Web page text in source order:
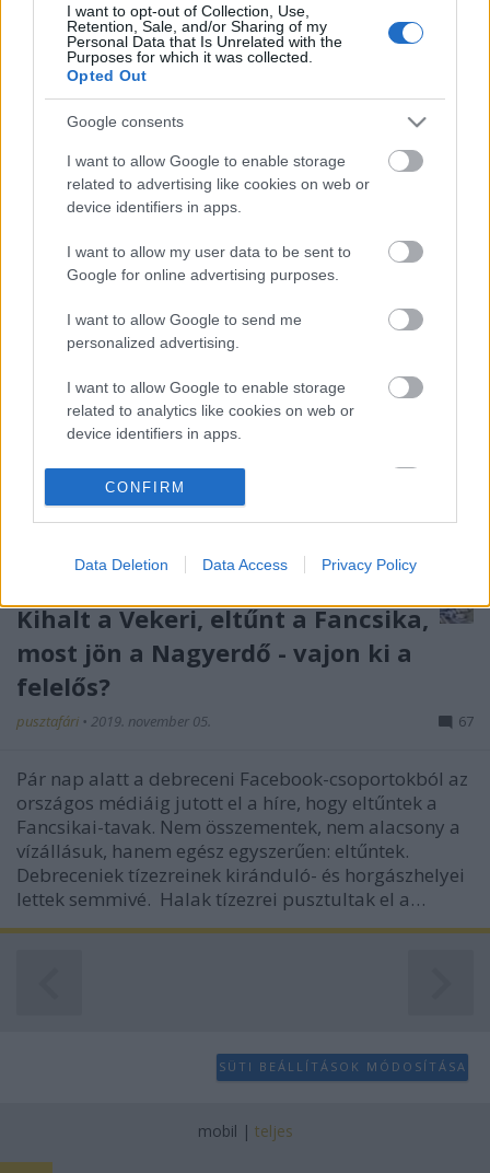
I want to opt-out of Collection, Use,
Retention, Sale, and/or Sharing of my
Personal Data that Is Unrelated with the
Purposes for which it was collected.
Opted Out
Google consents
I want to allow Google to enable storage
related to advertising like cookies on web or
device identifiers in apps.
I want to allow my user data to be sent to
Google for online advertising purposes.
I want to allow Google to send me
personalized advertising.
I want to allow Google to enable storage
related to analytics like cookies on web or
device identifiers in apps.
I want to allow Google to enable storage
related to functionality of the website or app.
related to personalization.
I want to allow Google to enable storage
related to security, including authentication
functionality and fraud prevention, and other
user protection.
CONFIRM
Data Deletion Data Access Privacy Policy
pusztafári•2019. november 05.
Elképesztő történet, melyet sok debreceni nem
városvezetés lassan 10 év Fidesz-kormányzás alatt
befejezni egy félkész beruházást a város közepén?
Kitalálják mit látunk a képen? És még? (forrás:
forumdebrecen.hu) Igen, a fenti kép nemcsak a
Kihalt a Vekeri, eltűnt a Fancsika,
most jön a Nagyerdő - vajon ki a
felelős?
pusztafári • 2019. november 05. 67
Pár nap alatt a debreceni Facebook-csoportokból az
országos médiáig jutott el a híre, hogy eltűntek a
Fancsikai-tavak. Nem összementek, nem alacsony a
vízállásuk, hanem egész egyszerűen: eltűntek.
Debreceniek tízezreinek kiránduló- és horgászhelyei
lettek semmivé. Halak tízezrei pusztultak el a…
SÜTI BEÁLLÍTÁSOK MÓDOSÍTÁSA
mobil | teljes